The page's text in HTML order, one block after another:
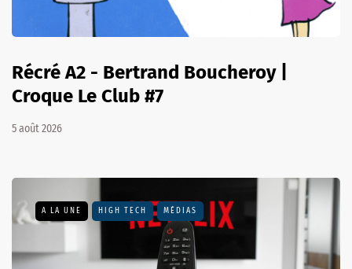
Récré A2 - Bertrand Boucheroy |
Croque Le Club #7
5 août 2026
A LA UNE HIGH TECH MÉDIAS